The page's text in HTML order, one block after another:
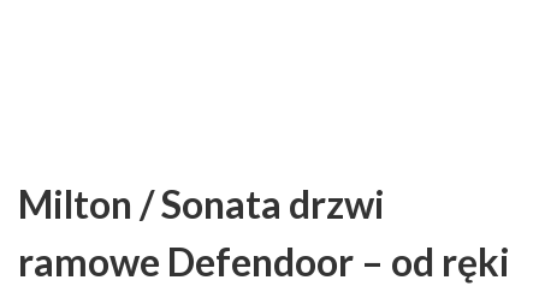
Milton / Sonata drzwi
ramowe Defendoor – od ręki